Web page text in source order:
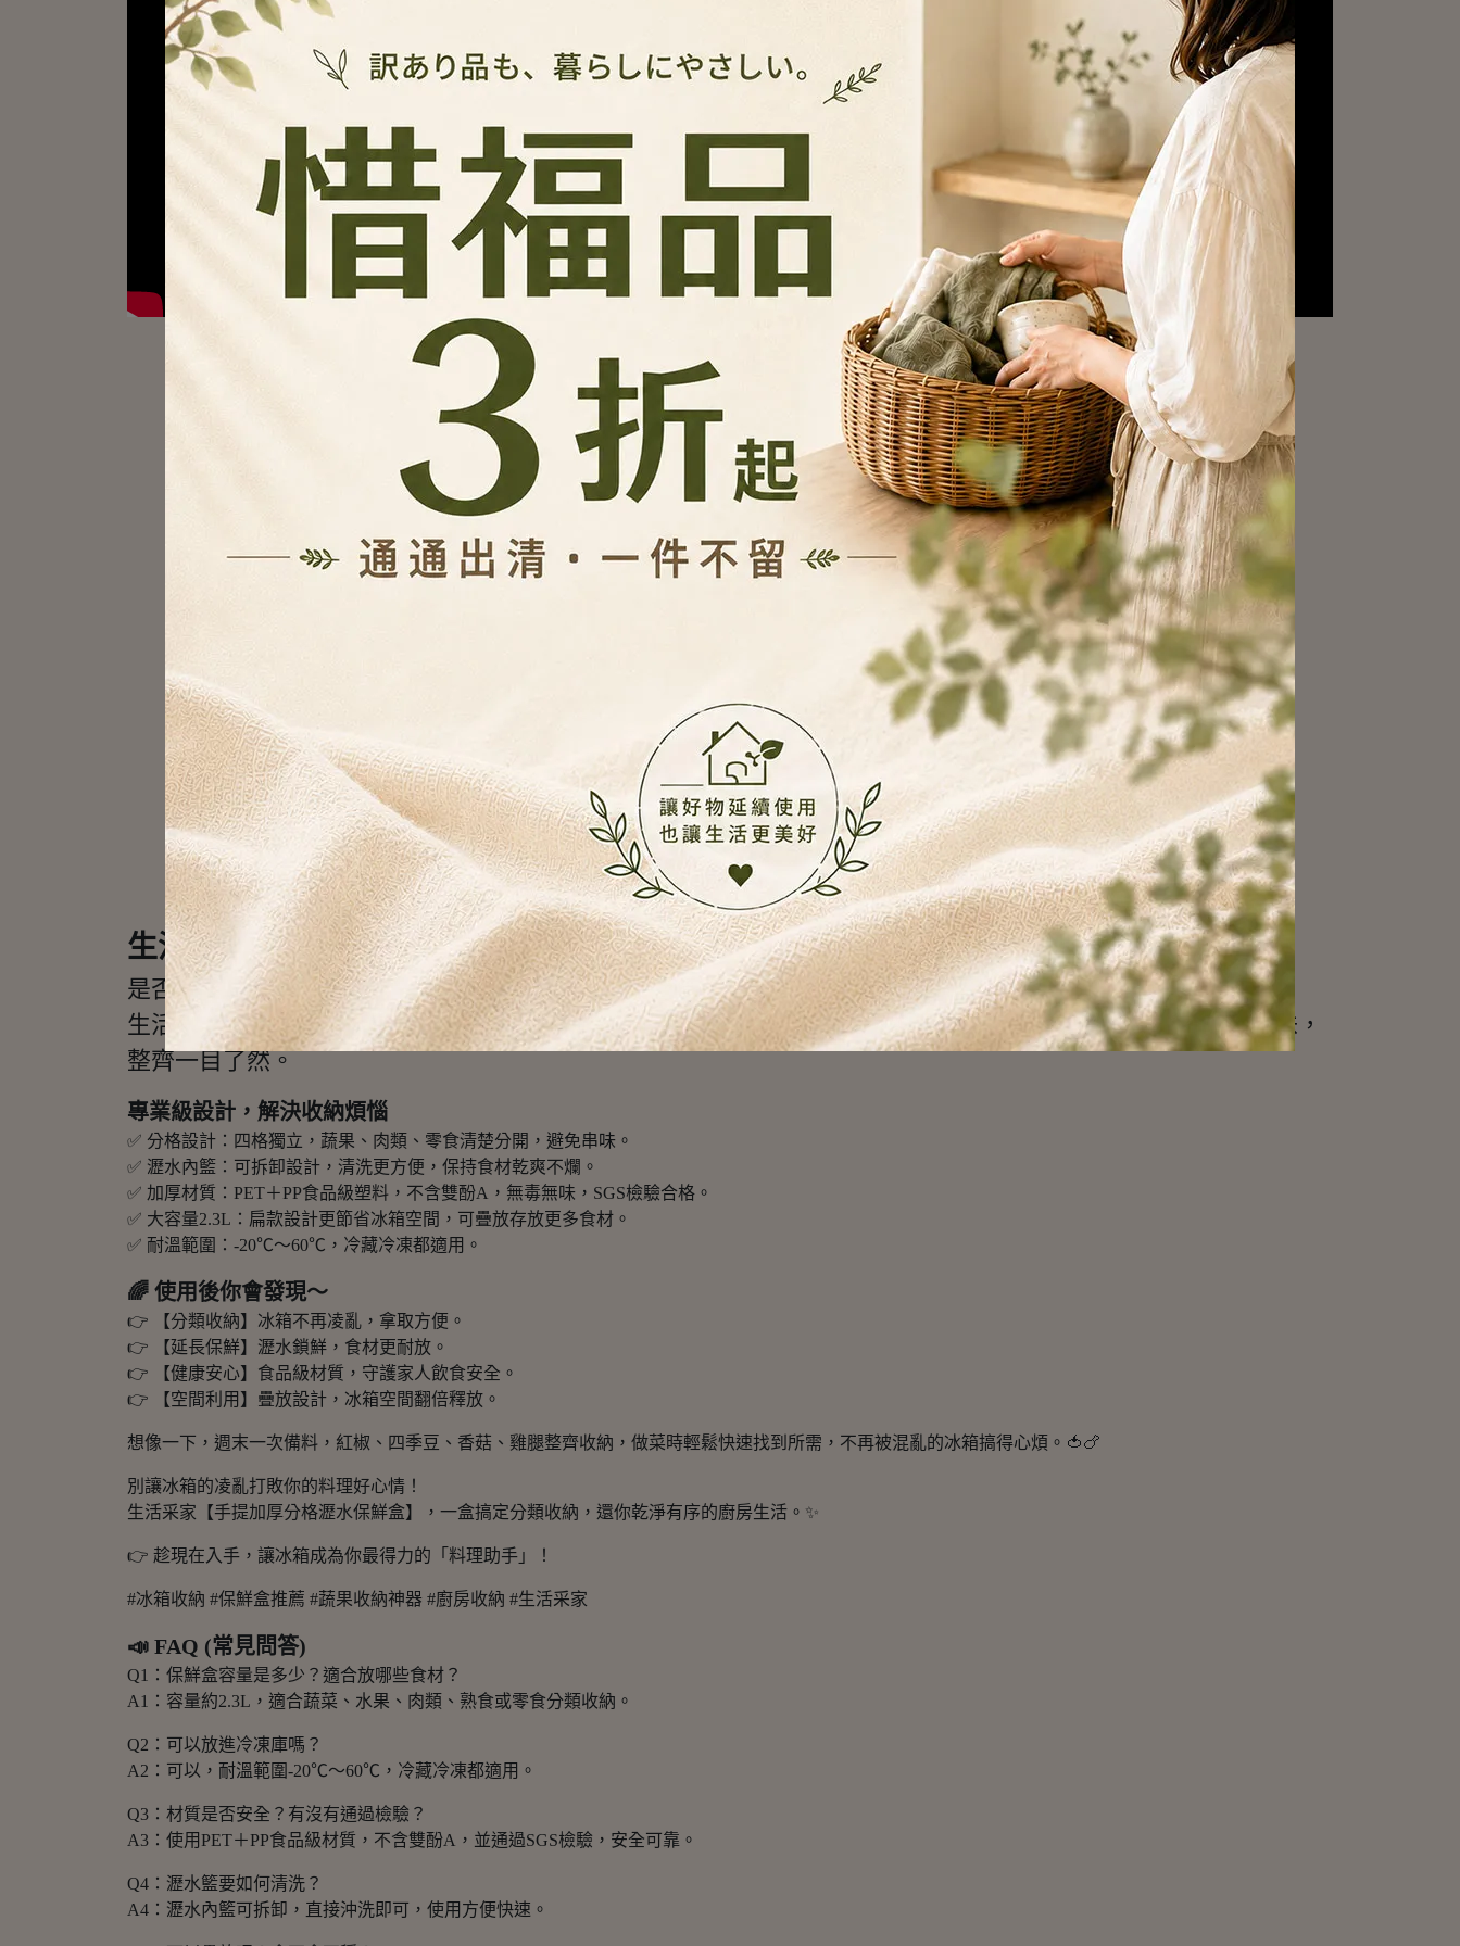
生活采家 手提加厚分格瀝水保鮮盒｜冰箱整齊鎖鮮新選擇
是否每次打開冰箱，總被雜亂的蔬果和散落的食材搞得手忙腳亂？🥦🥩
生活采家【手提加厚分格瀝水保鮮盒】專為冰箱收納設計，四格分隔，讓蔬果、肉類、食材各有歸屬，不再混味，
整齊一目了然。
專業級設計，解決收納煩惱
✅ 分格設計：四格獨立，蔬果、肉類、零食清楚分開，避免串味。
✅ 瀝水內籃：可拆卸設計，清洗更方便，保持食材乾爽不爛。
✅ 加厚材質：PET＋PP食品級塑料，不含雙酚A，無毒無味，SGS檢驗合格。
✅ 大容量2.3L：扁款設計更節省冰箱空間，可疊放存放更多食材。
✅ 耐溫範圍：-20℃～60℃，冷藏冷凍都適用。
🌈 使用後你會發現～
👉 【分類收納】冰箱不再凌亂，拿取方便。
👉 【延長保鮮】瀝水鎖鮮，食材更耐放。
👉 【健康安心】食品級材質，守護家人飲食安全。
👉 【空間利用】疊放設計，冰箱空間翻倍釋放。
想像一下，週末一次備料，紅椒、四季豆、香菇、雞腿整齊收納，做菜時輕鬆快速找到所需，不再被混亂的冰箱搞得心煩。🍅🍗
別讓冰箱的凌亂打敗你的料理好心情！
生活采家【手提加厚分格瀝水保鮮盒】，一盒搞定分類收納，還你乾淨有序的廚房生活。✨
👉 趁現在入手，讓冰箱成為你最得力的「料理助手」！
#冰箱收納 #保鮮盒推薦 #蔬果收納神器 #廚房收納 #生活采家
📣 FAQ (常見問答)
Q1：保鮮盒容量是多少？適合放哪些食材？
A1：容量約2.3L，適合蔬菜、水果、肉類、熟食或零食分類收納。
Q2：可以放進冷凍庫嗎？
A2：可以，耐溫範圍-20℃～60℃，冷藏冷凍都適用。
Q3：材質是否安全？有沒有通過檢驗？
A3：使用PET＋PP食品級材質，不含雙酚A，並通過SGS檢驗，安全可靠。
Q4：瀝水籃要如何清洗？
A4：瀝水內籃可拆卸，直接沖洗即可，使用方便快速。